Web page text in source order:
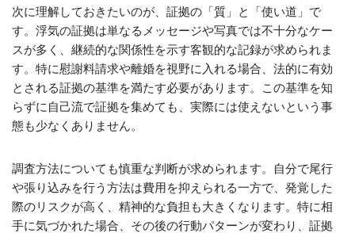
次に理解しておきたいのが、証拠の「質」と「使い道」で
す。浮気の証拠は単なるメッセージや写真では不十分なケー
スが多く、継続的な関係性を示す客観的な記録が求められま
す。特に慰謝料請求や離婚を視野に入れる場合、法的に有効
とされる証拠の基準を満たす必要があります。この基準を知
らずに自己流で証拠を集めても、実際には使えないという事
態も少なくありません。
調査方法についても慎重な判断が求められます。自分で尾行
や張り込みを行う方法は費用を抑えられる一方で、発覚した
際のリスクが高く、精神的な負担も大きくなります。特に相
手に気づかれた場合、その後の行動パターンが変わり、証拠